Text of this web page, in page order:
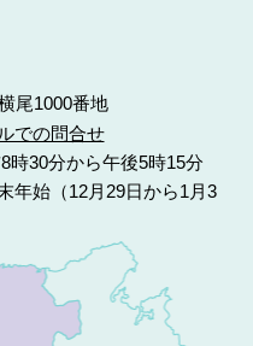
尾1000番地
での問合せ
時30分から午後5時15分
始（12月29日から1月3